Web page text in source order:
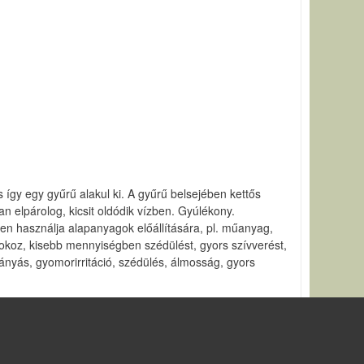
egy gyűrű alakul ki. A gyűrű belsejében kettős
elpárolog, kicsit oldódik vízben. Gyúlékony.
használja alapanyagok előállítására, pl. műanyag,
kisebb mennyiségben szédülést, gyors szívverést,
gyomorirritáció, szédülés, álmosság, gyors